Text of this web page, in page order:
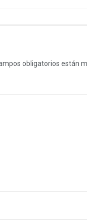
obligatorios están